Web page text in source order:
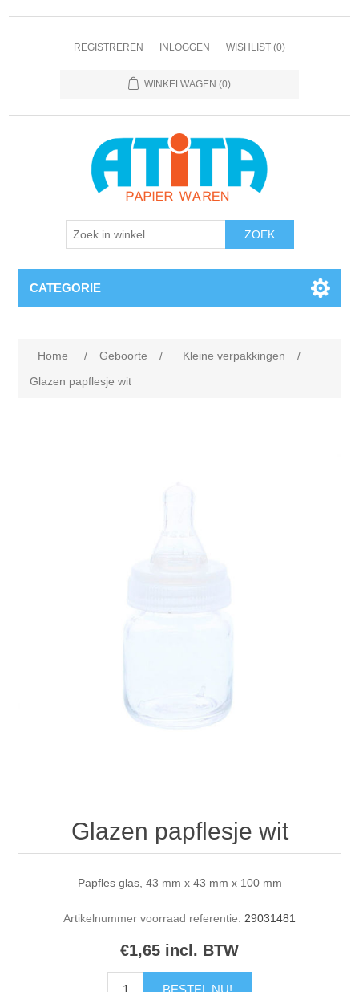
REGISTREREN INLOGGEN WISHLIST (0)
WINKELWAGEN (0)
CATEGORIE
Home / Geboorte / Kleine verpakkingen
/
Glazen papflesje wit
Glazen papflesje wit
Papfles glas, 43 mm x 43 mm x 100 mm
Artikelnummer voorraad referentie: 29031481
€1,65 incl. BTW